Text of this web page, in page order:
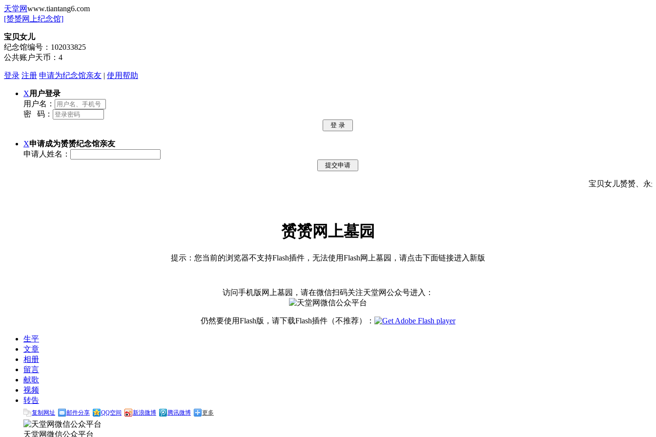
天堂网www.tiantang6.com
[赟赟网上纪念馆]
宝贝女儿
纪念馆编号： 102033825
公共账户天币： 4
登录 注册 申请为纪念馆亲友 | 使用帮助
X用户登录
用户名：
密 码：
X申请成为赟赟纪念馆亲友
申请人姓名：
宝贝女儿赟赟、永
赟赟网上墓园
提示：您当前的浏览器不支持Flash插件，无法使用Flash网上墓园，请点击下面链接进入新版
访问手机版网上墓园，请在微信扫码关注天堂网公众号进入：
仍然要使用Flash版，请下载Flash插件（不推荐）：
生平
文章
相册
留言
献歌
视频
转告
复制网址 邮件分享 QQ空间 新浪微博 腾讯微博 更多
天堂网微信公众平台